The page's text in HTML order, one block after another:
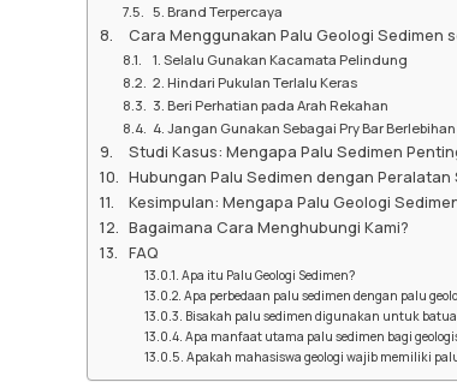
5. Brand Terpercaya
Cara Menggunakan Palu Geologi Sedimen
1. Selalu Gunakan Kacamata Pelindung
2. Hindari Pukulan Terlalu Keras
3. Beri Perhatian pada Arah Rekahan
4. Jangan Gunakan Sebagai Pry Bar Berlebihan
Studi Kasus: Mengapa Palu Sedimen
Hubungan Palu Sedimen dengan Peralatan
Kesimpulan: Mengapa Palu Geologi
Bagaimana Cara Menghubungi Kami?
FAQ
Apa itu Palu Geologi Sedimen?
Apa perbedaan palu sedimen dengan palu
Bisakah palu sedimen digunakan untuk
Apa manfaat utama palu sedimen bagi
Apakah mahasiswa geologi wajib memiliki